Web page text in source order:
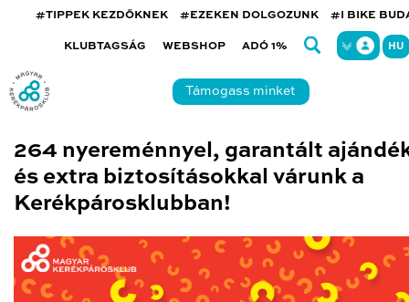
#TIPPEK KEZDŐKNEK #EZEKEN DOLGOZUNK #I BIKE
KLUBTAGSÁG WEBSHOP ADÓ 1% HU
Támogass minket
264 nyereménnyel, garantált
és extra biztosításokkal várunk a
Kerékpárosklubban!